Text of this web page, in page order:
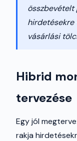
összbevételt
hirdetésekre
vásárlási
Hibrid
tervezése
Egy jól
rakja